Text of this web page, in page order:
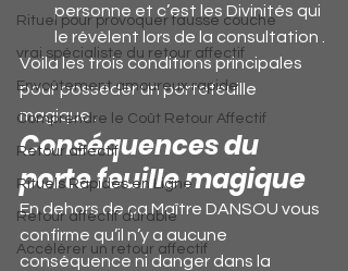
Rituel pour provoquer fausse couche
vrai spécialiste du retour affectif
Envoûtement amoureux rapide
Comprendre le Coût Retour Affectif
Retour affectif
Rituels Rapides en Ligne
Retour affectif durable
Accélérer un retour affectif
personne et c’est les Divinités qui
le révèlent lors de la consultation .
Voila les trois conditions principales
pour posséder un portefeuille
magique .
Conséquences du
porte feuille magique
En dehors de ça Maître DANSOU vous
confirme qu’il n’y a aucune
conséquence ni danger dans la